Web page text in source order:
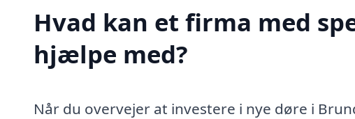
Hvad kan et firma med
hjælpe med?
Når du overvejer at investere i nye døre i